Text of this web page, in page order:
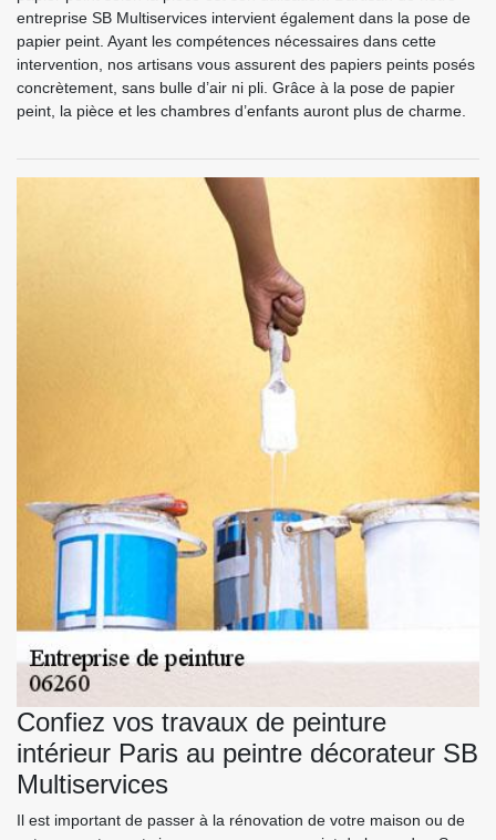
entreprise SB Multiservices intervient également dans la pose de
papier peint. Ayant les compétences nécessaires dans cette
intervention, nos artisans vous assurent des papiers peints posés
concrètement, sans bulle d’air ni pli. Grâce à la pose de papier
peint, la pièce et les chambres d’enfants auront plus de charme.
Confiez vos travaux de peinture
intérieur Paris au peintre décorateur SB
Multiservices
Il est important de passer à la rénovation de votre maison ou de